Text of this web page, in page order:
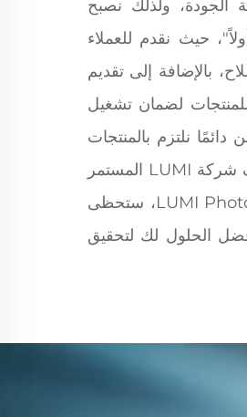
الجودة، ولذلك نصبح
حيث نقدم للعملاء
بالإضافة إلى تقديم
لضمان تشغيل
نلتزم بالمنتجات
المهنية والموثوقة والخدمة الكاملة واللطيفة، وهذا هو هدف شركة LUMI المستمر
في السعي. في شركة LUMI Photoelectric Technology Co. Ltd، ستحظى
الحلول لك لتحقيق